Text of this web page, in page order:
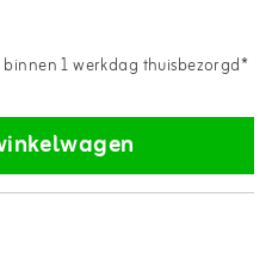
1 werkdag thuisbezorgd*